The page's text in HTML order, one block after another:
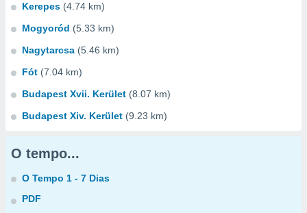
Kerepes (4.74 km)
Mogyoród (5.33 km)
Nagytarcsa (5.46 km)
Fót (7.04 km)
Budapest Xvii. Kerület (8.07 km)
Budapest Xiv. Kerület (9.23 km)
O tempo...
O Tempo 1 - 7 Dias
PDF